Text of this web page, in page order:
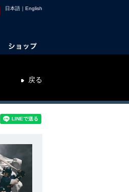
日本語 ｜ English
戻る